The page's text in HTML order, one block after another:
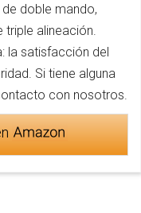
doble mando,
triple alineación.
la satisfacción del
Si tiene alguna
con nosotros.